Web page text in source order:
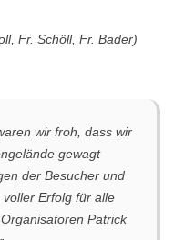
Fr. Schöll, Fr. Bader)
wir froh, dass wir
gewagt
der Besucher und
Erfolg für alle
Patrick